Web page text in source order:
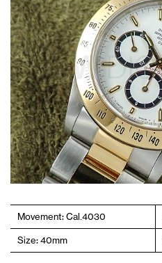
Movement: Cal.4030
Size: 40mm